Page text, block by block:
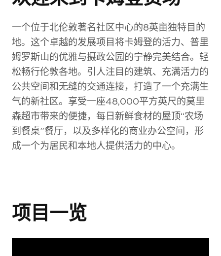
一个位于北伦敦著名社区中心的8英亩独特目的
地。这个卓越的发展项目将卡姆登的活力、普里
姆罗斯山的优雅与摄政公园的宁静完美结合。轻
松畅行伦敦各地。引人注目的建筑、充满活力的
公共空间和无缝的交通连接，打造了一个充满生
气的新社区。享受一座48,000平方英尺的莫里
森超市带来的便捷，每日新鲜食材的屋顶“农场
到餐桌”餐厅，以及多样化的商业办公空间，形
成一个为居民和本地人提供活力的中心。
项目一览